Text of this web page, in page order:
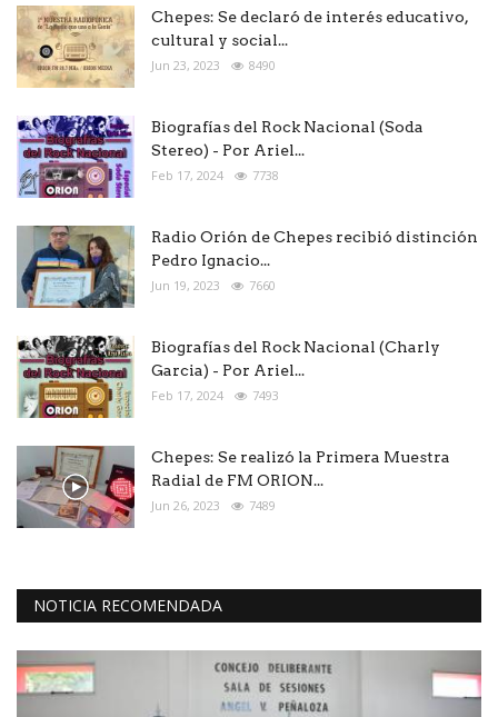
Chepes: Se declaró de interés educativo,
cultural y social...
Jun 23, 2023 8490
Biografías del Rock Nacional (Soda
Stereo) - Por Ariel...
Feb 17, 2024 7738
Radio Orión de Chepes recibió distinción
Pedro Ignacio...
Jun 19, 2023 7660
Biografías del Rock Nacional (Charly
Garcia) - Por Ariel...
Feb 17, 2024 7493
Chepes: Se realizó la Primera Muestra
Radial de FM ORION...
Jun 26, 2023 7489
NOTICIA RECOMENDADA